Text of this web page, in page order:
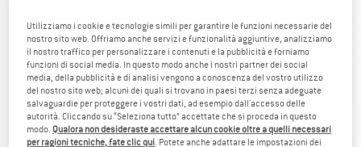
Utilizziamo i cookie e tecnologie simili per garantire le funzioni necessarie del
nostro sito web. Offriamo anche servizi e funzionalità aggiuntive, analizziamo
il nostro traffico per personalizzare i contenuti e la pubblicità e forniamo
funzioni di social media. In questo modo anche i nostri partner dei social
media, della pubblicità e di analisi vengono a conoscenza del vostro utilizzo
del nostro sito web; alcuni dei quali si trovano in paesi terzi senza adeguate
salvaguardie per proteggere i vostri dati, ad esempio dall'accesso delle
autorità. Cliccando su “Seleziona tutto” accettate che si proceda in questo
modo. Qualora non desideraste accettare alcun cookie oltre a quelli necessari
per ragioni tecniche, fate clic qui . Potete anche adattare le impostazioni dei